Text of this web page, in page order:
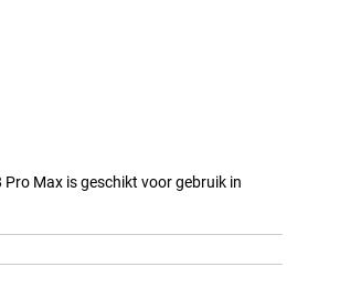
Pro Max is geschikt voor gebruik in